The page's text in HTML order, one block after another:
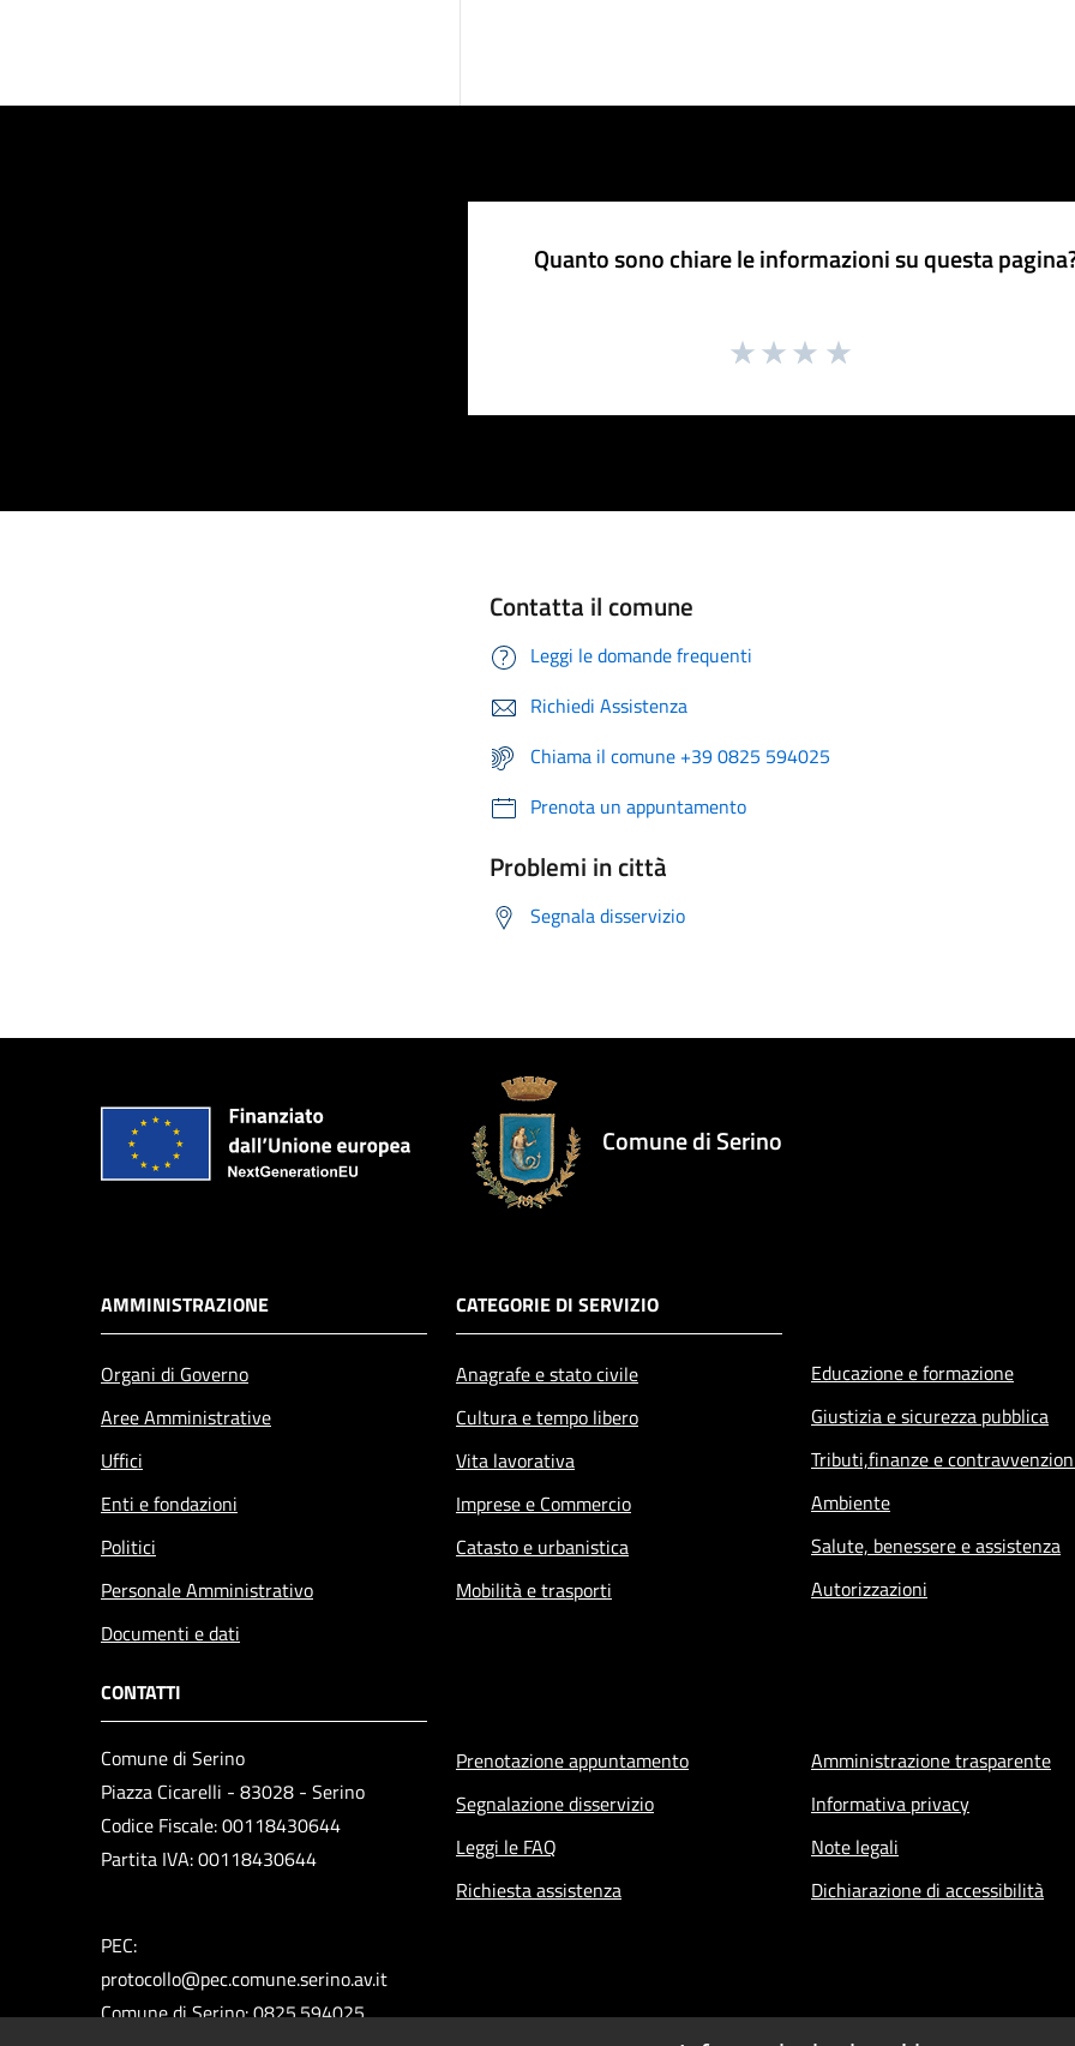
Quanto sono chiare le informazioni su questa
Contatta il comune
Leggi le domande frequenti
Richiedi Assistenza
Chiama il comune +39 0825 594025
Prenota un appuntamento
Problemi in città
Segnala disservizio
Comune di Serino
AMMINISTRAZIONE
Organi di Governo
Aree Amministrative
Uffici
Enti e fondazioni
Politici
Personale Amministrativo
Documenti e dati
CATEGORIE DI SERVIZIO
Anagrafe e stato civile
Cultura e tempo libero
Vita lavorativa
Imprese e Commercio
Catasto e urbanistica
Mobilità e trasporti
Educazione e formazione
Giustizia e sicurezza pubblica
Tributi,finanze e
Ambiente
Salute, benessere e assistenza
Autorizzazioni
CONTATTI
Comune di Serino
Piazza Cicarelli - 83028 - Serino
Codice Fiscale: 00118430644
Partita IVA: 00118430644
PEC:
protocollo@pec.comune.serino.av.it
Comune di Serino: 0825.594025
Prenotazione appuntamento
Segnalazione disservizio
Leggi le FAQ
Richiesta assistenza
Amministrazione trasparente
Informativa privacy
Note legali
Dichiarazione di accessibilità